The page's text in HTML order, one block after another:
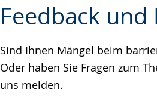
Feedback
Sind Ihnen Mängel beim
Oder haben Sie Fragen zum
uns melden.
Leichten
wechseln.
Audio-
Video
Deutscher
Gebärdensprache
wird